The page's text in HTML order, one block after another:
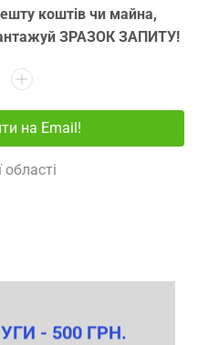
коштів чи майна,
ЗРАЗОК ЗАПИТУ!
на Email!
- 500 ГРН.